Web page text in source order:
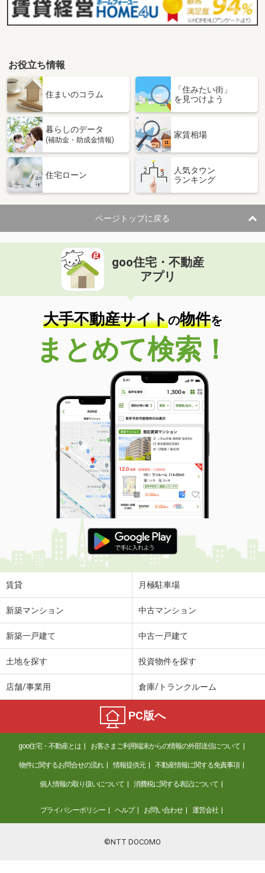
お役立ち情報
住まいのコラム
「住みたい街」
を見つけよう
暮らしのデータ
(補助金・助成金情報)
家賃相場
住宅ローン
人気タウン
ランキング
ページトップに戻る
goo住宅・不動産
アプリ
大手不動産サイトの物件を
まとめて検索！
賃貸 月極駐車場
新築マンション 中古マンション
新築一戸建て 中古一戸建て
土地を探す 投資物件を探す
店舗/事業用 倉庫/トランクルーム
PC版へ
goo住宅・不動産とは お客さまご利用端末からの情報の外部送信について
物件に関するお問合せの流れ 情報提供元 不動産情報に関する免責事項
個人情報の取り扱いについて 消費税に関する表記について
プライバシーポリシー ヘルプ お問い合わせ 運営会社
©NTT DOCOMO